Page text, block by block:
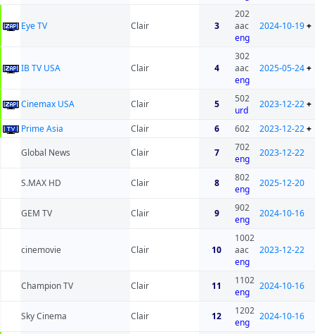
Eye TV Clair 3
202
aac
eng
2024-10-19+
IB TV USA Clair 4
302
aac
eng
2025-05-24+
Cinemax USA Clair 5
502
urd
2023-12-22+
Prime Asia Clair 6 602 2023-12-22+
Global News
Clair 7
702
eng
2023-12-22
S.MAX HD Clair 8
802
eng
2025-12-20
GEM TV Clair 9
902
eng
2024-10-16
cinemovie Clair 10
1002
aac
eng
2023-12-22
Champion TV Clair 11
1102
eng
2024-10-16
Sky Cinema Clair 12
1202
eng
2024-10-16